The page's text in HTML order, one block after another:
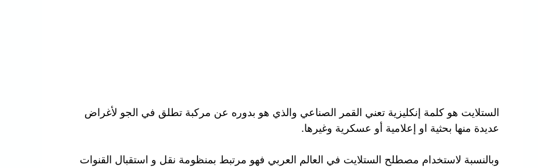
الستلايت هو كلمة إنكليزية تعني القمر الصناعي والذي هو بدوره عن مركبة تطلق في الجو لأغراض
عديدة منها بحثية او إعلامية أو عسكرية وغيرها.
وبالنسبة لاستخدام مصطلح الستلايت في العالم العربي فهو مرتبط بمنظومة نقل و استقبال القنوات